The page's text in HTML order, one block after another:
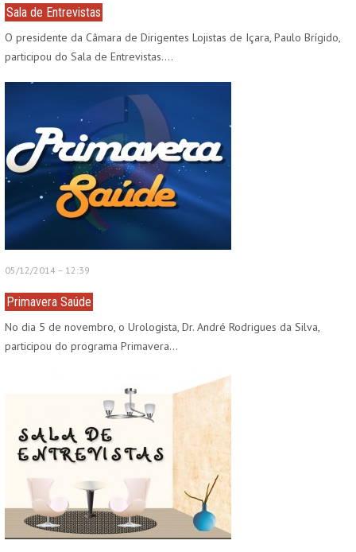
Sala de Entrevistas
O presidente da Câmara de Dirigentes Lojistas de Içara, Paulo Brígido,
participou do Sala de Entrevistas.…
05/12/2014 – 12:39
Primavera Saúde
No dia 5 de novembro, o Urologista, Dr. André Rodrigues da Silva,
participou do programa Primavera…